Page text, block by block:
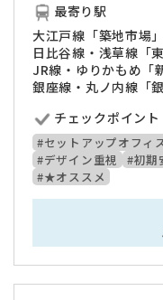
最寄り駅
大江戸線「築地市場
日比谷線・浅草線「
JR線・ゆりかもめ「
銀座線・丸ノ内線「
チェックポイント
#セットアップオフィ
#デザイン重視
#初期
#★オススメ